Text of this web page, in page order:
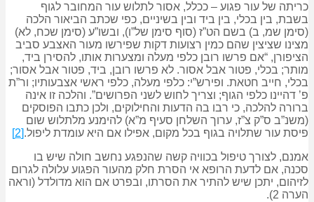
כריתה של עור פגוע – ככלל, אסור לתלוש עור המחובר לגוף
בשבת, בין בכלי, בין ביד ובין בשיניים, כפי שכתב הביאור הלכה
(סימן שמ, ב) בשם הט”ז (סוף סימן של”ו), ובשו”ע (סימן שכח, לא)
מצינו שציצין שהם כמין רצועות דקות שפירשו מעור האצבע סביב
הציפורן, “אם פרשו רובן כלפי מעלה ומצערות אותו, להסירן ביד,
מותר; בכלי, פטור אבל אסור. לא פרשו רובן, ביד, פטור אבל אסור;
בכלי, חייב חטאת. ופירש”י: כלפי מעלה, כלפי ראשי אצבעותיו; ור”ת
פ’ דהיינו כלפי הגוף; וצריך לחוש לשני הפרושים”. והלכה זו אינה
ברורה להלכה, כי רבו בה הדעות והחילוקים, ולכן כתבו הפוסקים
(משנ”ב ס”ק צ”ז, ערוך השלחן סעיף מ”א) להימנע מלתלוש שום
פיסת עור שתלויה בגוף בכל מקום, אפילו אם היא עומדת ליפול.[2]
אמנם, לצורך טיפול בכוויה קשה שהנפגע נחשב חולה שיש בו
סכנה, אם לדעת הרופא אי הסרת חלק מהעור הפגוע עלולה לגרום
לזיהום, יתכן שיש להתיר את הסרתו, ובפרט אם הוא מדולדל (וראה
הערה 2).